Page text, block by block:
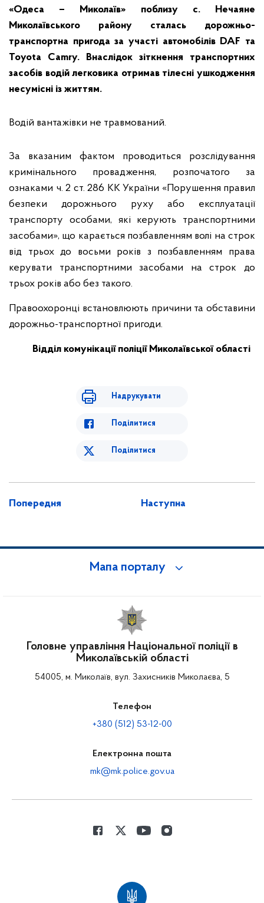
«Одеса – Миколаїв» поблизу с. Нечаяне
Миколаївського району сталась дорожньо-
транспортна пригода за участі автомобілів DAF та
Toyota Camry. Внаслідок зіткнення транспортних
засобів водій легковика отримав тілесні ушкодження
несумісні із життям.
Водій вантажівки не травмований.
За вказаним фактом проводиться розслідування
кримінального провадження, розпочатого за
ознаками ч. 2 ст. 286 КК України «Порушення правил
безпеки дорожнього руху або експлуатації
транспорту особами, які керують транспортними
засобами», що карається позбавленням волі на строк
від трьох до восьми років з позбавленням права
керувати транспортними засобами на строк до
трьох років або без такого.
Правоохоронці встановлюють причини та обставини
дорожньо-транспортної пригоди.
Відділ комунікації поліції Миколаївської області
Надрукувати
Поділитися
Поділитися
Попередня Наступна
Мапа порталу
Головне управління Національної поліції в
Миколаївській області
54005, м. Миколаїв, вул. Захисників Миколаєва, 5
Телефон
+380 (512) 53-12-00
Електронна пошта
mk@mk.police.gov.ua